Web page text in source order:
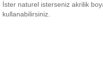
İster naturel isterseniz akrilik
kullanabilirsiniz.